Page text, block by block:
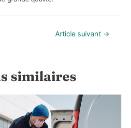
Article suivant →
similaires